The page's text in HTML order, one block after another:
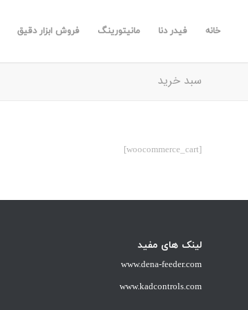
خانه فیدر دنا مانیتورینگ فروش ابزار دقیق
سبد خرید
[woocommerce_cart]
لینک های مفید
www.dena-feeder.com
www.kadcontrols.com